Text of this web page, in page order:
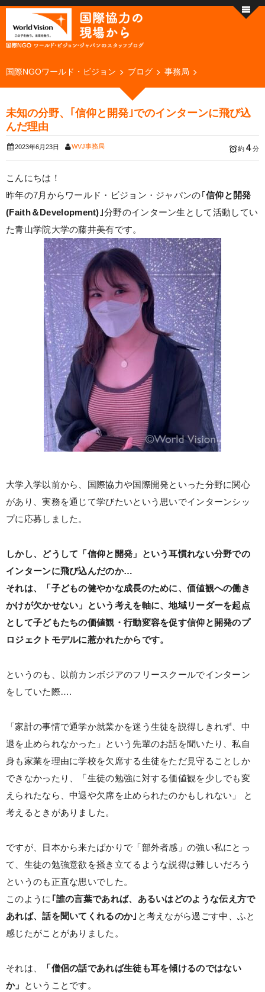
国際NGOワールド・ビジョン ブログ 事務局
未知の分野、｢信仰と開発｣でのインターンに飛び込
んだ理由
2023年6月23日 WVJ事務局 約 4分
こんにちは！
昨年の7月からワールド・ビジョン・ジャパンの｢信仰と開発
(Faith＆Development)｣分野のインターン生として活動してい
た青山学院大学の藤井美有です。
大学入学以前から、国際協力や国際開発といった分野に関心
があり、実務を通じて学びたいという思いでインターンシッ
プに応募しました。
しかし、どうして「信仰と開発」という耳慣れない分野での
インターンに飛び込んだのか…
それは、「子どもの健やかな成長のために、価値観への働き
かけが欠かせない」という考えを軸に、地域リーダーを起点
として子どもたちの価値観・行動変容を促す信仰と開発のプ
ロジェクトモデルに惹かれたからです。
というのも、以前カンボジアのフリースクールでインターン
をしていた際….
「家計の事情で通学か就業かを迷う生徒を説得しきれず、中
退を止められなかった」という先輩のお話を聞いたり、私自
身も家業を理由に学校を欠席する生徒をただ見守ることしか
できなかったり、「生徒の勉強に対する価値観を少しでも変
えられたなら、中退や欠席を止められたのかもしれない」 と
考えるときがありました。
ですが、日本から来たばかりで「部外者感」の強い私にとっ
て、生徒の勉強意欲を掻き立てるような説得は難しいだろう
というのも正直な思いでした。
このように ｢誰の言葉であれば、あるいはどのような伝え方で
あれば、話を聞いてくれるのか｣ と考えながら過ごす中、ふと
感じたがことがありました。
それは、
「僧侶の話であれば生徒も耳を傾けるのではない
か」
ということです。